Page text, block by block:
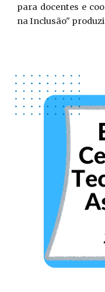
para docentes e
na Inclusão"